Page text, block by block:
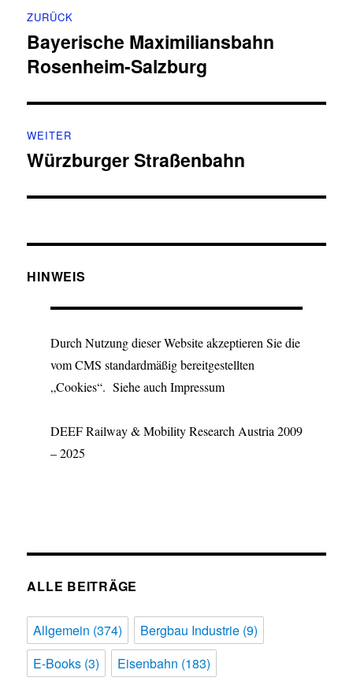
ZURÜCK
Vorheriger
Beitrag:
Bayerische Maximiliansbahn
Rosenheim-Salzburg
WEITER
Nächster
Würzburger Straßenbahn
HINWEIS
Durch Nutzung dieser Website akzeptieren Sie die
vom CMS standardmäßig bereitgestellten
„Cookies“. Siehe auch Impressum
DEEF Railway & Mobility Research Austria 2009
– 2025
ALLE BEITRÄGE
Allgemein (374) Bergbau Industrie (9)
E-Books (3) Eisenbahn (183)